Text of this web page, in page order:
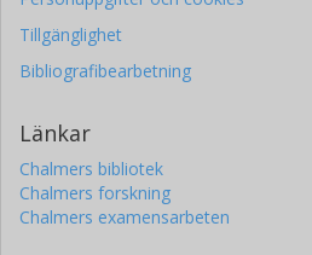
Tillgänglighet
Bibliografibearbetning
Länkar
Chalmers bibliotek
Chalmers forskning
Chalmers examensarbeten